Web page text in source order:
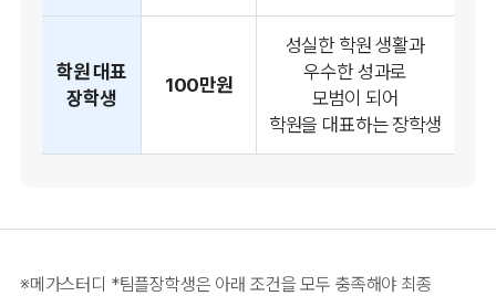
학원 대표
장학생
100만원
성실한 학원 생활과
우수한 성과로
모범이 되어
학원을 대표하는 장학생
※메가스터디 *팀플장학생은 아래 조건을 모두 충족해야 최종